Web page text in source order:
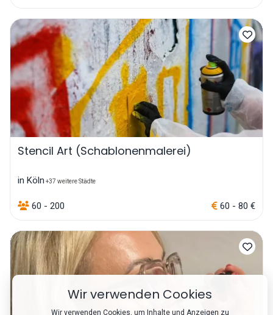
Stencil Art (Schablonenmalerei)
in Köln +37 weitere Städte
60 - 200 60 - 80 €
Wir verwenden Cookies
Wir verwenden Cookies, um Inhalte und Anzeigen zu